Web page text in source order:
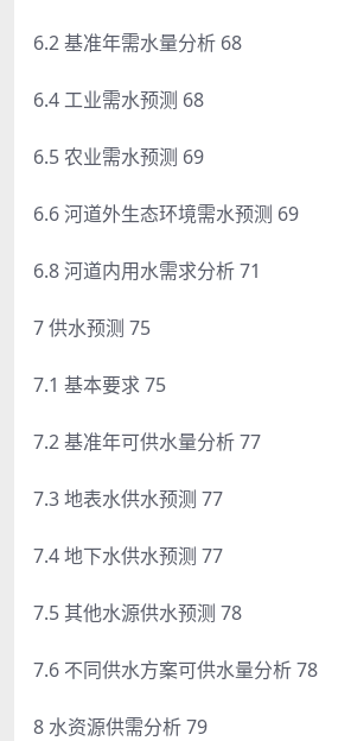
6.2 基准年需水量分析 68
6.4 工业需水预测 68
6.5 农业需水预测 69
6.6 河道外生态环境需水预测 69
6.8 河道内用水需求分析 71
7 供水预测 75
7.1 基本要求 75
7.2 基准年可供水量分析 77
7.3 地表水供水预测 77
7.4 地下水供水预测 77
7.5 其他水源供水预测 78
7.6 不同供水方案可供水量分析 78
8 水资源供需分析 79